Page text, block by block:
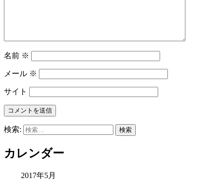
名前 ※
メール ※
サイト
検索:
カレンダー
2017年5月